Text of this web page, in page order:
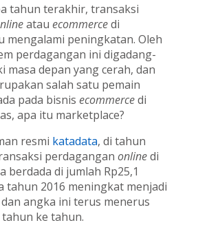
tahun terakhir, transaksi
atau ecommercedi
mengalami peningkatan. Oleh
perdagangan ini digadang-
masa depan yang cerah, dan
salah satu pemain
pada bisnis ecommercedi
apa itu marketplace?
resmi katadata, di tahun
perdagangan onlinedi
berdada di jumlah Rp25,1
tahun 2016 meningkat menjadi
angka ini terus menerus
ke tahun.